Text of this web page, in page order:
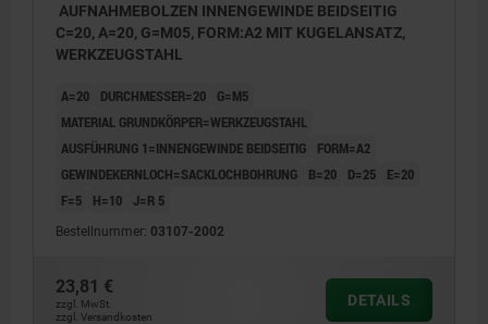
AUFNAHMEBOLZEN INNENGEWINDE BEIDSEITIG
C=20, A=20, G=M05, FORM:A2 MIT KUGELANSATZ,
WERKZEUGSTAHL
A=20 DURCHMESSER=20
G=M5
MATERIAL GRUNDKÖRPER=WERKZEUGSTAHL
AUSFÜHRUNG 1=INNENGEWINDE BEIDSEITIG
FORM=A2
GEWINDEKERNLOCH=SACKLOCHBOHRUNG
B=20 D=25
E=20
F=5
H=10 J=R 5
Bestellnummer: 03107-2002
23,81 €
zzgl. MwSt.
zzgl. Versandkosten
DETAILS